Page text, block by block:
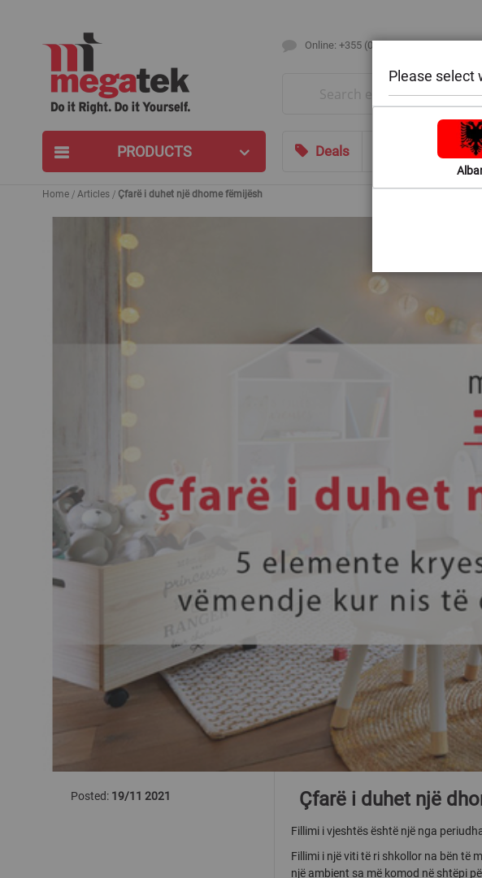
Online: +355 (0)42388399 / Email:
PRODUCTS Deals Shop by Room
Home Articles Çfarë i duhet një dhome fëmijësh
Çfarë i duhet një
Fillimi i vjeshtës është një nga
Fillimi i një viti të ri shkollor na bën të
një ambient sa më komod në shtëpi
Posted: 19/11 2021
Please select